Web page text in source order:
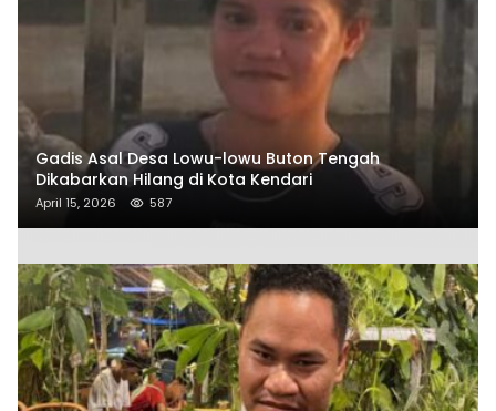
Gadis Asal Desa Lowu-lowu Buton Tengah
Dikabarkan Hilang di Kota Kendari
April 15, 2026 587